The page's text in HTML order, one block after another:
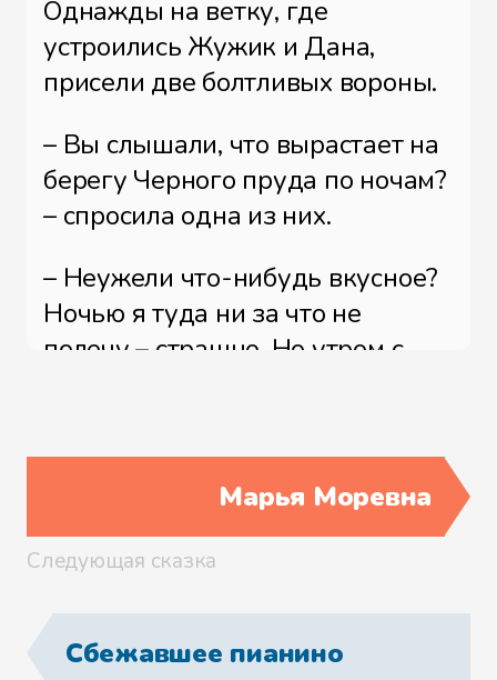
Однажды на ветку, где
устроились Жужик и Дана,
присели две болтливых вороны.
– Вы слышали, что вырастает на
берегу Черного пруда по ночам?
– спросила одна из них.
– Неужели что-нибудь вкусное?
Ночью я туда ни за что не
полечу – страшно. Но утром с
всегда хороший аппетит, –
ответила другая.
– Не поверите, там вырастает
кто ее съест, начнет светиться в
темноте.
Марья Моревна
Следующая сказка
Сбежавшее пианино